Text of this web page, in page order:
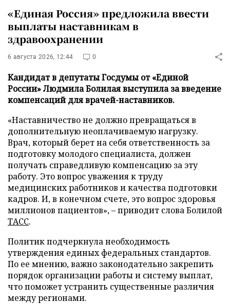
«Единая Россия» предложила ввести
выплаты наставникам в
здравоохранении
6 августа 2026, 12:44 0
Кандидат в депутаты Госдумы от «Единой
России» Людмила Болилая выступила за введение
компенсаций для врачей-наставников.
«Наставничество не должно превращаться в
дополнительную неоплачиваемую нагрузку.
Врач, который берет на себя ответственность за
подготовку молодого специалиста, должен
получать справедливую компенсацию за эту
работу. Это вопрос уважения к труду
медицинских работников и качества подготовки
кадров. И, в конечном счете, это вопрос здоровья
миллионов пациентов», – приводит слова Болилой
ТАСС.
Политик подчеркнула необходимость
утверждения единых федеральных стандартов.
По ее мнению, важно законодательно закрепить
порядок организации работы и систему выплат,
что поможет устранить существенные различия
между регионами.